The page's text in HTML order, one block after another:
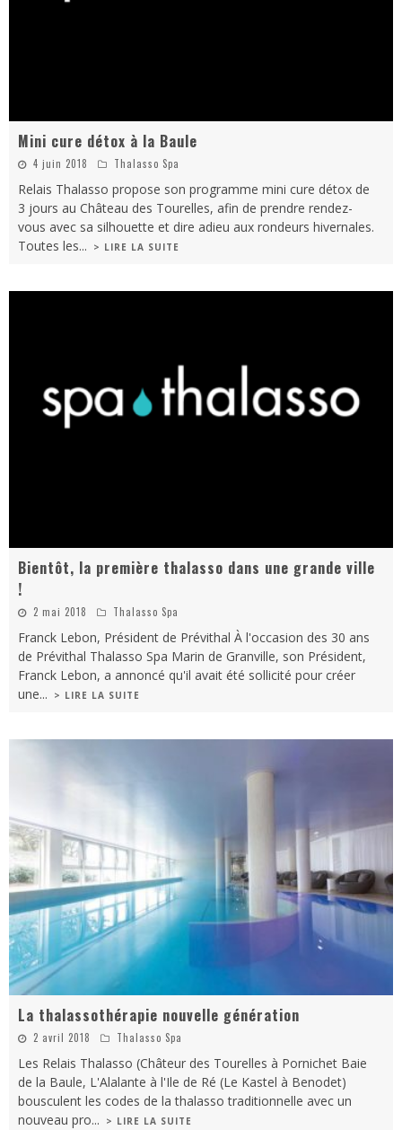
Mini cure détox à la Baule
4 juin 2018 Thalasso Spa
Relais Thalasso propose son programme mini cure détox de
3 jours au Château des Tourelles, afin de prendre rendez-
vous avec sa silhouette et dire adieu aux rondeurs hivernales.
Toutes les... > LIRE LA SUITE
Bientôt, la première thalasso dans une grande ville
!
2 mai 2018 Thalasso Spa
Franck Lebon, Président de Prévithal À l'occasion des 30 ans
de Prévithal Thalasso Spa Marin de Granville, son Président,
Franck Lebon, a annoncé qu'il avait été sollicité pour créer
une... > LIRE LA SUITE
La thalassothérapie nouvelle génération
2 avril 2018 Thalasso Spa
Les Relais Thalasso (Châteur des Tourelles à Pornichet Baie
de la Baule, L'Alalante à l'Ile de Ré (Le Kastel à Benodet)
bousculent les codes de la thalasso traditionnelle avec un
nouveau pro... > LIRE LA SUITE